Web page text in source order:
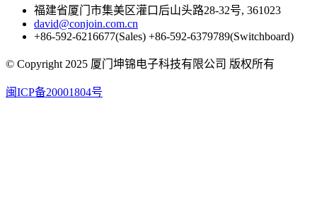
福建省厦门市集美区灌口后山头路28-32号, 361023
david@conjoin.com.cn
+86-592-6216677(Sales) +86-592-6379789(Switchboard)
© Copyright 2025 厦门坤锦电子科技有限公司 版权所有
闽ICP备20001804号